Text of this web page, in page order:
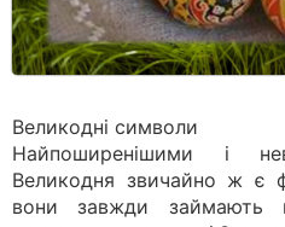
Великодні символи
Найпоширенішими і
Великодня звичайно ж є
вони завжди займають